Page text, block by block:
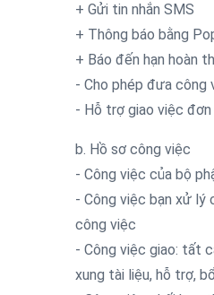
+ Gửi tin nhắn SMS
+ Thông báo bằng
+ Báo đến hạn hoàn
- Cho phép đưa công
- Hỗ trợ giao việc
b. Hồ sơ công việc
- Công việc của bộ
- Công việc bạn xử lý
công việc
- Công việc giao: tất
xung tài liệu, hỗ trợ,